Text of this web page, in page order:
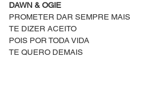
DAWN & OGIE
PROMETER DAR SEMPRE MAIS
TE DIZER ACEITO
POIS POR TODA VIDA
TE QUERO DEMAIS